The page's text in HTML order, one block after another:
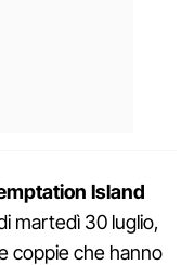
Island
martedì 30 luglio,
coppie che hanno